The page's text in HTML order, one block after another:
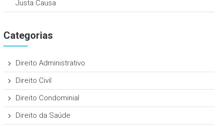
Justa Causa
Categorias
Direito Administrativo
Direito Civil
Direito Condominial
Direito da Saúde